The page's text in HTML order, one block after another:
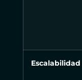
Escalabilidad